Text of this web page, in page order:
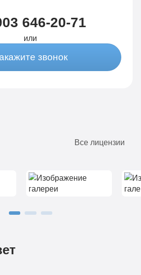
646-20-71
или
звонок
Все лицензии